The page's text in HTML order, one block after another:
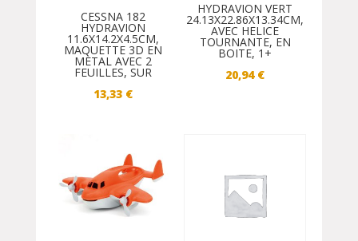
CESSNA 182
HYDRAVION
11.6X14.2X4.5CM,
MAQUETTE 3D EN
METAL AVEC 2
FEUILLES, SUR
13,33 €
HYDRAVION VERT
24.13X22.86X13.34CM,
AVEC HELICE
TOURNANTE, EN
BOITE, 1+
20,94 €